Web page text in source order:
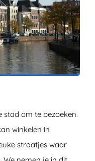
ZOEKEN
stad om te bezoeken.
winkelen in
straatjes waar